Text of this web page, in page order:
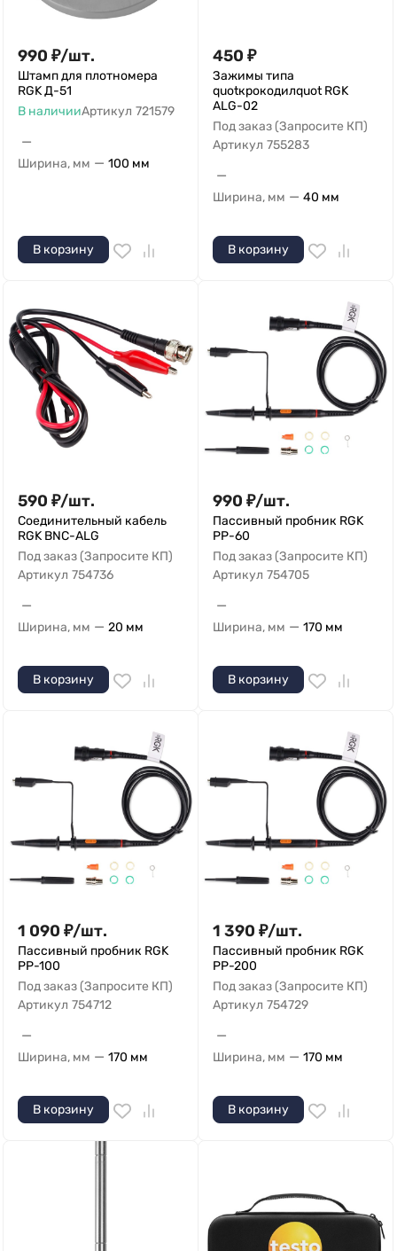
990 ₽/шт.
Штамп для плотномера
RGK Д-51
В наличииАртикул 721579
—
Ширина, мм — 100 мм
В корзину
450 ₽
Зажимы типа
quotкрокодилquot RGK
ALG-02
Под заказ (Запросите КП)
Артикул 755283
—
Ширина, мм — 40 мм
В корзину
590 ₽/шт.
Соединительный кабель
RGK BNC-ALG
Под заказ (Запросите КП)
Артикул 754736
—
Ширина, мм — 20 мм
В корзину
990 ₽/шт.
Пассивный пробник RGK
PP-60
Под заказ (Запросите КП)
Артикул 754705
—
Ширина, мм — 170 мм
В корзину
1 090 ₽/шт.
Пассивный пробник RGK
PP-100
Под заказ (Запросите КП)
Артикул 754712
—
Ширина, мм — 170 мм
В корзину
1 390 ₽/шт.
Пассивный пробник RGK
PP-200
Под заказ (Запросите КП)
Артикул 754729
—
Ширина, мм — 170 мм
В корзину